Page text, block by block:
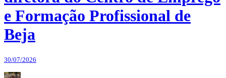
e Formação Profissional de
Beja
30/07/2026